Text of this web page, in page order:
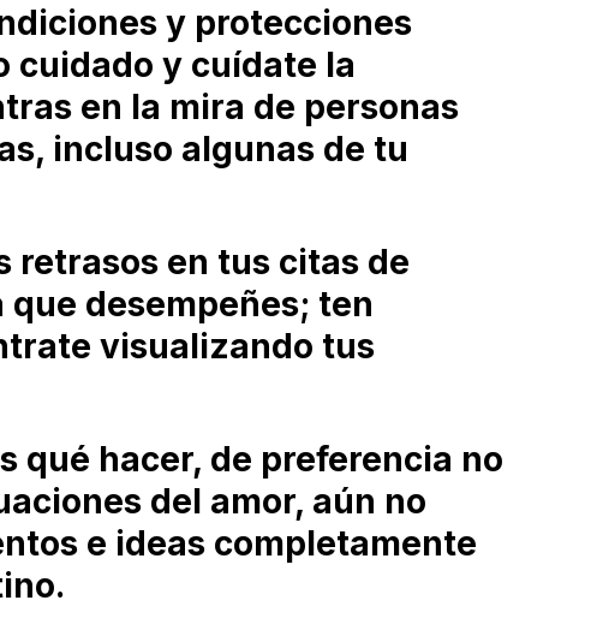
y protecciones
cuidado y cuídate la
en la mira de personas
incluso algunas de tu
retrasos en tus citas de
desempeñes; ten
visualizando tus
qué hacer, de preferencia no
del amor, aún no
e ideas completamente